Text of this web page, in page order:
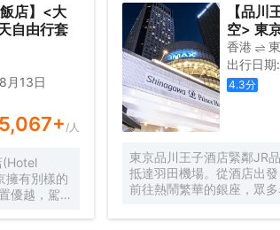
鬆。如果您
務。若是覺
去附近的
（法國
久保（豪龍
是另外兩處
是眾多商旅
客需要安排
直接通往上野、新宿和澀
東池袋地鐵站距離酒店有
地區的直達列車。 休閑設
服務。酒店設有投幣式上
餐。武藏野餐廳供應各種
提供粵菜。 請使用陽光城
2.1m）。 對於入住的客人
費 2,000 日元（期間不出
在出庫前前往前台辦理。
將收取額外費用。
店】<大
自由行套
月13日
5,067+/人
(Hotel
擁有別樣的
優越，駕車
【品
空> 東
香港
出行日期:
4.3分
東京品川王子酒店緊鄰JR
抵達羽田機場。從酒店出
前往熱鬧繁華的銀座，眾
頗豐。東京的標誌性建築